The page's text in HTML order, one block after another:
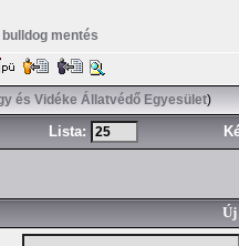
mentés
és Vidéke Állatvédő Egyesület)
Lista:
Új